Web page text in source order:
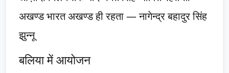
अखण्ड भारत अखण्ड ही रहता — नागेन्द्र बहादुर सिंह
झुन्नू
बलिया में आयोजन